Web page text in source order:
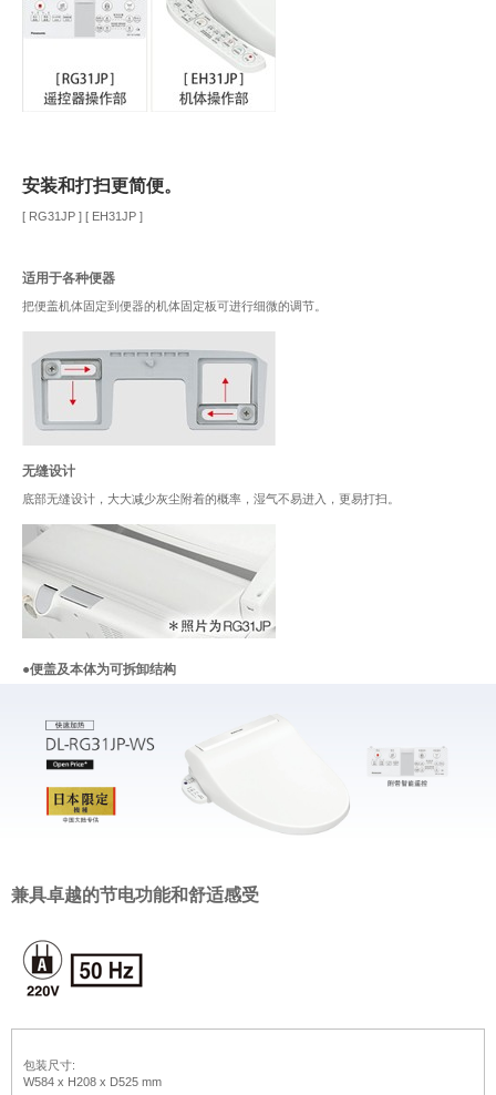
安装和打扫更简便。
[ RG31JP ] [ EH31JP ]
适用于各种便器
把便盖机体固定到便器的机体固定板可进行细微的调节。
无缝设计
底部无缝设计，大大减少灰尘附着的概率，湿气不易进入，更易打扫。
●便盖及本体为可拆卸结构
兼具卓越的节电功能和舒适感受
包装尺寸:
W584 x H208 x D525 mm